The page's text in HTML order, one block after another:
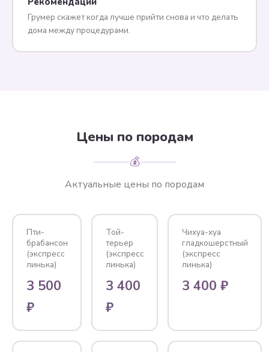
Грумер скажет когда лучше прийти снова и что делать
дома между процедурами.
Цены по породам
💰
Актуальные цены по породам
Пти-
брабансон
(экспресс
линька)
3 500
₽
Той-
терьер
(экспресс
линька)
3 400
₽
Чихуа-хуа
гладкошерстный
(экспресс
линька)
3 400 ₽